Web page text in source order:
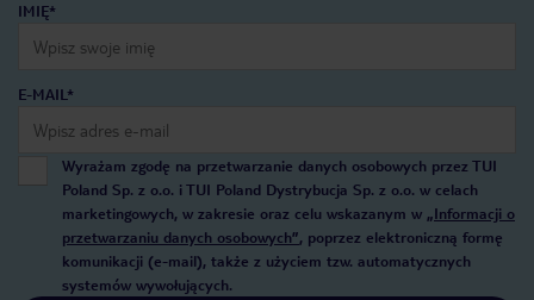
IMIĘ*
E-MAIL*
Wyrażam zgodę na przetwarzanie danych osobowych przez TUI
Poland Sp. z o.o. i TUI Poland Dystrybucja Sp. z o.o. w celach
marketingowych, w zakresie oraz celu wskazanym w „Informacji o
przetwarzaniu danych osobowych”, poprzez elektroniczną formę
komunikacji (e-mail), także z użyciem tzw. automatycznych
systemów wywołujących.